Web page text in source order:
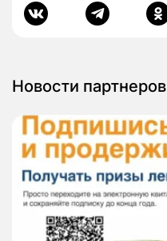
Новости партнеров